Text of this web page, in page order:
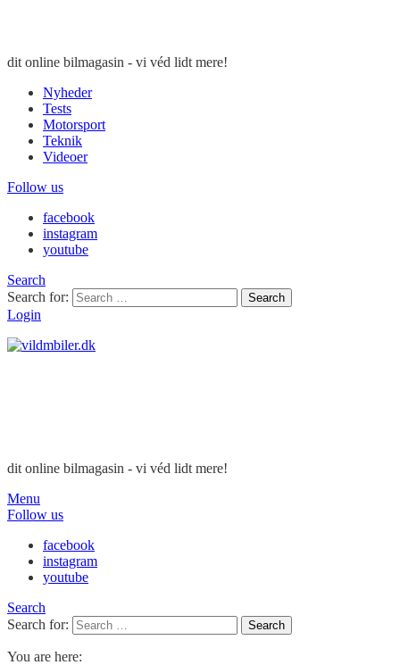
dit online bilmagasin - vi véd lidt mere!
Nyheder
Tests
Motorsport
Teknik
Videoer
Follow us
facebook
instagram
youtube
Search
Search for:
Search
Login
dit online bilmagasin - vi véd lidt mere!
Menu
Follow us
facebook
instagram
youtube
Search
Search for:
Search
You are here: